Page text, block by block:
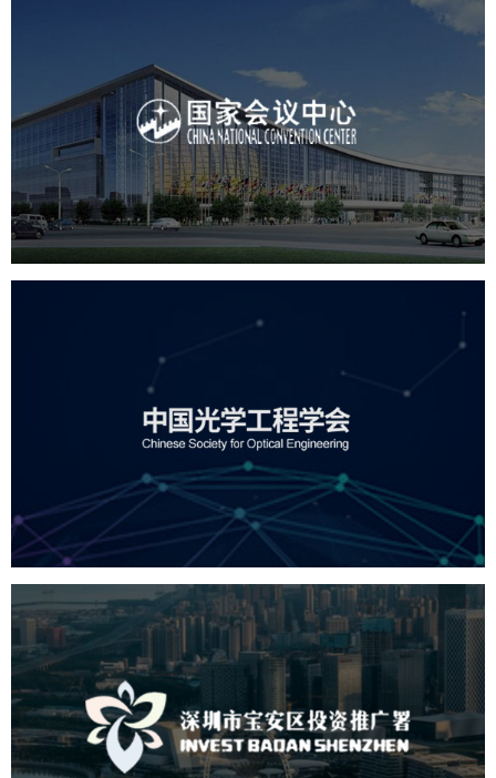
国家会议中心
专业服务 网站建设 网站设计
中国光学工程学会
机构组织 国企 品牌官网 网站建设 网站设计
深圳市宝安区投资推广署